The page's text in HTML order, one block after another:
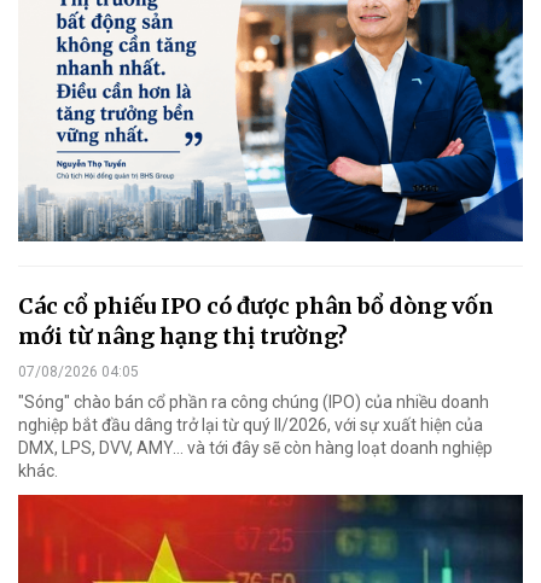
Các cổ phiếu IPO có được phân bổ dòng vốn
mới từ nâng hạng thị trường?
07/08/2026 04:05
"Sóng" chào bán cổ phần ra công chúng (IPO) của nhiều doanh
nghiệp bắt đầu dâng trở lại từ quý II/2026, với sự xuất hiện của
DMX, LPS, DVV, AMY... và tới đây sẽ còn hàng loạt doanh nghiệp
khác.